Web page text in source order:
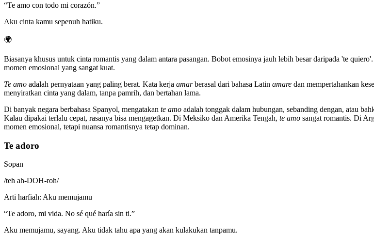
“Te amo con todo mi corazón.”
Aku cinta kamu sepenuh hatiku.
🌍
Biasanya khusus untuk cinta romantis yang dalam antara pasangan. Bobot emosinya jauh lebih besar daripada 'te
momen emosional yang sangat kuat.
Te amo adalah pernyataan yang paling berat. Kata kerja amarberasal dari bahasa Latin amare dan mempertahankan
menyiratkan cinta yang dalam, tanpa pamrih, dan bertahan lama.
Di banyak negara berbahasa Spanyol, mengatakan te amo adalah tonggak dalam hubungan, sebanding dengan, atau
Kalau dipakai terlalu cepat, rasanya bisa mengagetkan. Di Meksiko dan Amerika Tengah, te amo sangat romantis. Di
momen emosional, tetapi nuansa romantisnya tetap dominan.
Te adoro
Sopan
/teh ah-DOH-roh/
Arti harfiah: Aku memujamu
“Te adoro, mi vida. No sé qué haría sin ti.”
Aku memujamu, sayang. Aku tidak tahu apa yang akan kulakukan tanpamu.